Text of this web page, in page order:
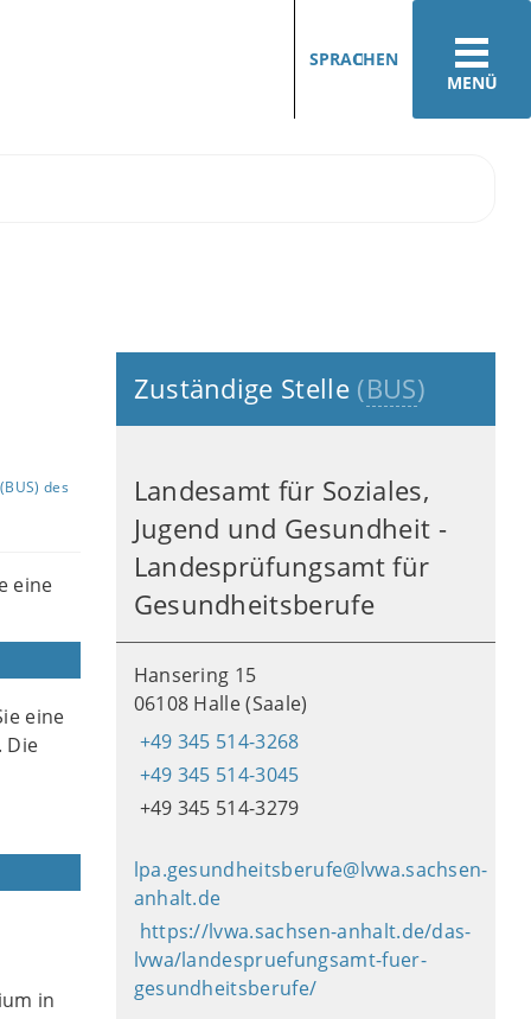
MENÜ
SPRACHEN
des
eine
eine
Die
in
Zuständige Stelle (BUS)
Landesamt für Soziales,
Jugend und Gesundheit -
Landesprüfungsamt für
Gesundheitsberufe
Hansering 15
06108 Halle (Saale)
+49 345 514-3268
+49 345 514-3045
+49 345 514-3279
lpa.gesundheitsberufe@lvwa.sachsen-
anhalt.de
https://lvwa.sachsen-anhalt.de/das-
lvwa/landespruefungsamt-fuer-
gesundheitsberufe/